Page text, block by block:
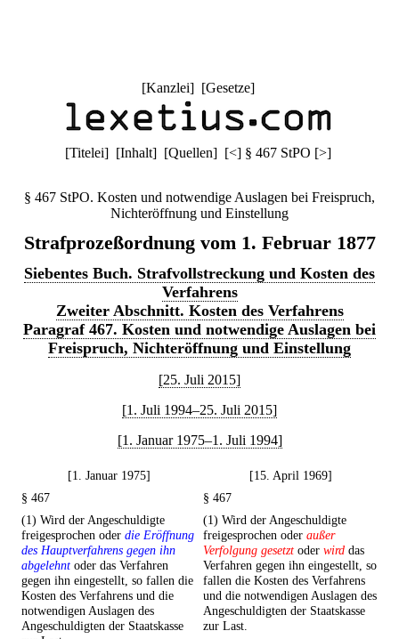
[Kanzlei] [Gesetze]
[Titelei] [Inhalt] [Quellen] [<] § 467 StPO [>]
§ 467 StPO. Kosten und notwendige Auslagen bei Freispruch,
Nichteröffnung und Einstellung
Strafprozeßordnung vom 1. Februar 1877
Siebentes Buch. Strafvollstreckung und Kosten des
Verfahrens
Zweiter Abschnitt. Kosten des Verfahrens
Paragraf 467. Kosten und notwendige Auslagen bei
Freispruch, Nichteröffnung und Einstellung
[25. Juli 2015]
[1. Juli 1994–25. Juli 2015]
[1. Januar 1975–1. Juli 1994]
[1. Januar 1975]
[15. April 1969]
§ 467
§ 467
(1) Wird der Angeschuldigte
freigesprochen oder die Eröffnung
des Hauptverfahrens gegen ihn
abgelehnt oder das Verfahren
gegen ihn eingestellt, so fallen die
Kosten des Verfahrens und die
notwendigen Auslagen des
Angeschuldigten der Staatskasse
(1) Wird der Angeschuldigte
freigesprochen oder außer
Verfolgung gesetzt oder wird das
Verfahren gegen ihn eingestellt, so
fallen die Kosten des Verfahrens
und die notwendigen Auslagen des
Angeschuldigten der Staatskasse
zur Last.